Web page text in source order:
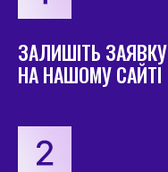
ЗАЛИШІТЬ ЗАЯВКУ
НА НАШОМУ САЙТІ